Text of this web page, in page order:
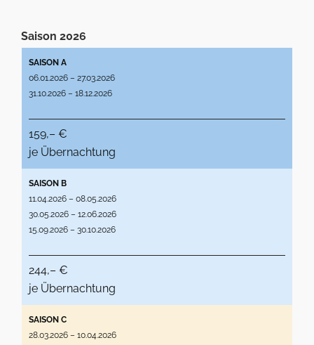
Saison 2026
SAISON A
06.01.2026 – 27.03.2026
31.10.2026 – 18.12.2026
159,– €
je Übernachtung
SAISON B
11.04.2026 – 08.05.2026
30.05.2026 – 12.06.2026
15.09.2026 – 30.10.2026
244,– €
je Übernachtung
SAISON C
28.03.2026 – 10.04.2026